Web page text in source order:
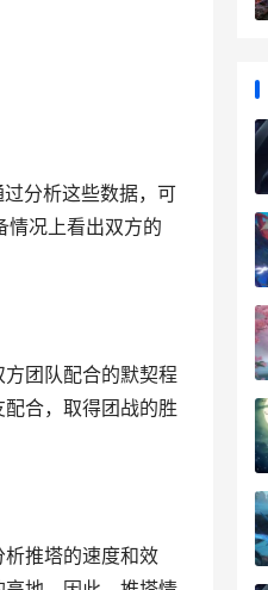
分析这些数据，可
情况上看出双方的
团队配合的默契程
合，取得团战的胜
推塔的速度和效